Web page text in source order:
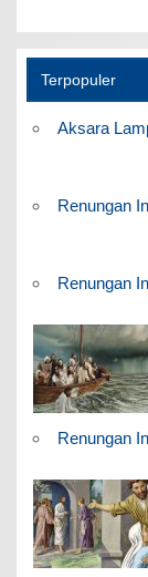
Terpopuler
Aksara
Renungan
Renungan
Renungan